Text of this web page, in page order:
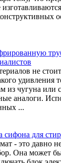
не
удивления
из чугуна или
аналоги.
...
сифона для
- это давно
Она может